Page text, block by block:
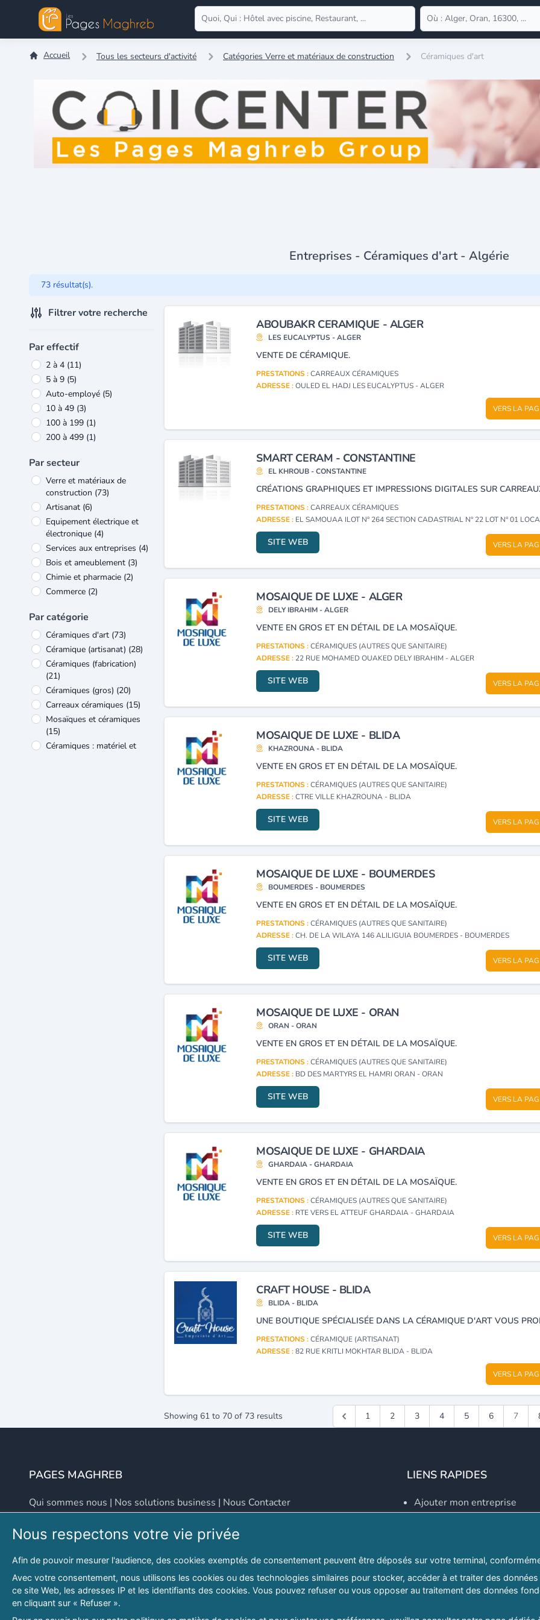
Accueil Tous les secteurs d'activité Catégories Verre et matériaux de construction Céramiques d'art
Entreprises - Céramiques d'art - Algérie
73 résultat(s).
Filtrer votre recherche
Par effectif
2 à 4 (11)
5 à 9 (5)
Auto-employé (5)
10 à 49 (3)
100 à 199 (1)
200 à 499 (1)
Par secteur
Verre et matériaux de
construction (73)
Artisanat (6)
Equipement électrique et
électronique (4)
Services aux entreprises (4)
Bois et ameublement (3)
Chimie et pharmacie (2)
Commerce (2)
Produits de luxe et de
loisirs(2)
Agriculture et élevage(1)
Par catégorie
Céramiques d'art (73)
Céramique (artisanat) (28)
Céramiques (fabrication)
(21)
Céramiques (gros) (20)
Carreaux céramiques (15)
Mosaïques et céramiques
(15)
Céramiques : matériel et
ABOUBAKR CERAMIQUE - ALGER
LES EUCALYPTUS - ALGER
VENTE DE CÉRAMIQUE.
PRESTATIONS :CARREAUX CÉRAMIQUES
ADRESSE :OULED EL HADJ LES EUCALYPTUS - ALGER
VERS LA
SMART CERAM - CONSTANTINE
EL KHROUB - CONSTANTINE
PRESTATIONS :CARREAUX CÉRAMIQUES
ADRESSE : EL SAMOUAA ILOT N° 264 SECTION CADASTRIAL N° 22 LOT N° 01 LOCAL N° 04 EL KHROUB -
SITE WEB VERS LA
MOSAIQUE DE LUXE - ALGER
DELY IBRAHIM - ALGER
VENTE EN GROS ET EN DÉTAIL DE LA MOSAÏQUE.
PRESTATIONS :CÉRAMIQUES (AUTRES QUE SANITAIRE)
ADRESSE : 22 RUE MOHAMED OUAKED DELY IBRAHIM - ALGER
SITE WEB VERS LA
MOSAIQUE DE LUXE - BLIDA
KHAZROUNA - BLIDA
VENTE EN GROS ET EN DÉTAIL DE LA MOSAÏQUE.
PRESTATIONS :CÉRAMIQUES (AUTRES QUE SANITAIRE)
ADRESSE :CTRE VILLE KHAZROUNA - BLIDA
SITE WEB VERS LA
MOSAIQUE DE LUXE - BOUMERDES
BOUMERDES - BOUMERDES
VENTE EN GROS ET EN DÉTAIL DE LA MOSAÏQUE.
PRESTATIONS :CÉRAMIQUES (AUTRES QUE SANITAIRE)
ADRESSE :CH. DE LA WILAYA 146 ALILIGUIA BOUMERDES - BOUMERDES
SITE WEB VERS LA
MOSAIQUE DE LUXE - ORAN
ORAN - ORAN
VENTE EN GROS ET EN DÉTAIL DE LA MOSAÏQUE.
PRESTATIONS :CÉRAMIQUES (AUTRES QUE SANITAIRE)
ADRESSE : BD DES MARTYRS EL HAMRI ORAN - ORAN
SITE WEB VERS LA
MOSAIQUE DE LUXE - GHARDAIA
GHARDAIA - GHARDAIA
VENTE EN GROS ET EN DÉTAIL DE LA MOSAÏQUE.
PRESTATIONS :CÉRAMIQUES (AUTRES QUE SANITAIRE)
ADRESSE : RTE VERS EL ATTEUF GHARDAIA - GHARDAIA
SITE WEB VERS LA
CRAFT HOUSE - BLIDA
BLIDA - BLIDA
PRESTATIONS :CÉRAMIQUE (ARTISANAT)
ADRESSE :82 RUE KRITLI MOKHTAR BLIDA - BLIDA
VERS LA
Showing 61 to 70 of 73 results 1 2 3 4 5 6 7
PAGES MAGHREB
Qui sommes nous | Nos solutions business | Nous Contacter
Adresse
46 LOT. PETITE PROVENCE SIDI YAHIA
Hydra, Alger (16), Algérie
Email
contact@lespagesmaghreb.com
LIENS RAPIDES
Ajouter mon entreprise
Explorer par secteurs
Explorer par willayas
Le Guide D'Alger, guide-
Nous respectons votre vie privée
Afin de pouvoir mesurer l'audience, des cookies exemptés de consentement peuvent être déposés sur votre terminal,
Avec votre consentement, nous utilisons les cookies ou des technologies similaires pour stocker, accéder à et traiter des
ce site Web, les adresses IP et les identifiants des cookies. Vous pouvez refuser ou vous opposer au traitement des données
en cliquant sur « Refuser ».